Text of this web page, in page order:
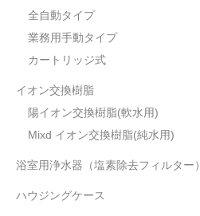
ロードテスト(測定結果)
軟水の生産量について
全自動タイプ
業務用手動タイプ
カートリッジ式
イオン交換樹脂
陽イオン交換樹脂(軟水用)
Mixd イオン交換樹脂(純水用)
浴室用浄水器（塩素除去フィルター）
ハウジングケース